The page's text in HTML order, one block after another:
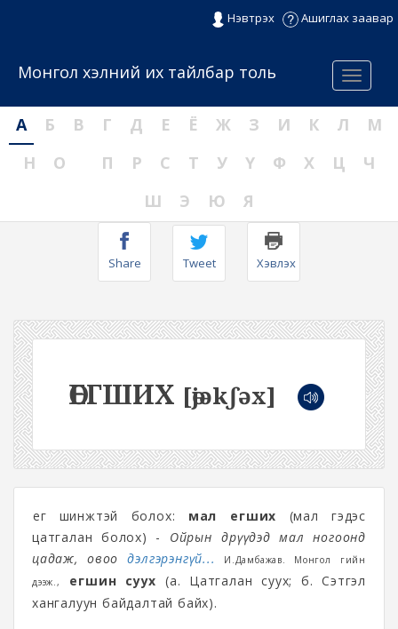
Нэвтрэх Ашиглах заавар
Menu
Монгол хэлний их тайлбар толь
А Б В Г Д Е Ё Ж З И К Л
М
Н
О П Р С Т У Ү Ф Х Ц
Ч
Ш
Э Ю Я
Share Tweet Хэвлэх
ӨЕГШИХ [өjəkʃəx]
Өег шинжтэй болох: мал өегших (мал гэдэс
цатгалан болох) - Ойрын өдрүүдэд мал ногоонд
цадаж, овоодэлгэрэнгүй...
И.Дамбажав. Монгол үгийн
д‎ээж.,
өегшин суух (а. Цатгалан суух; б. Сэтгэл
хангалуун байдалтай байх).